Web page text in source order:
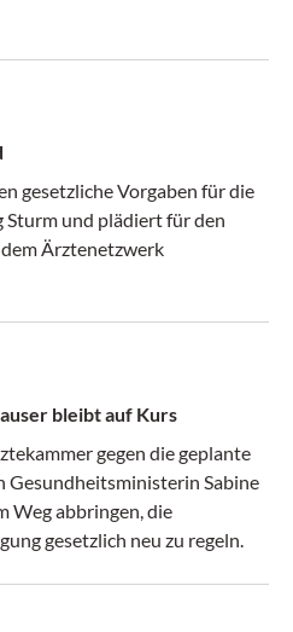
gesetzliche Vorgaben für die
und plädiert für den
Ärztenetzwerk
bleibt auf Kurs
gegen die geplante
Gesundheitsministerin Sabine
Weg abbringen, die
gesetzlich neu zu regeln.